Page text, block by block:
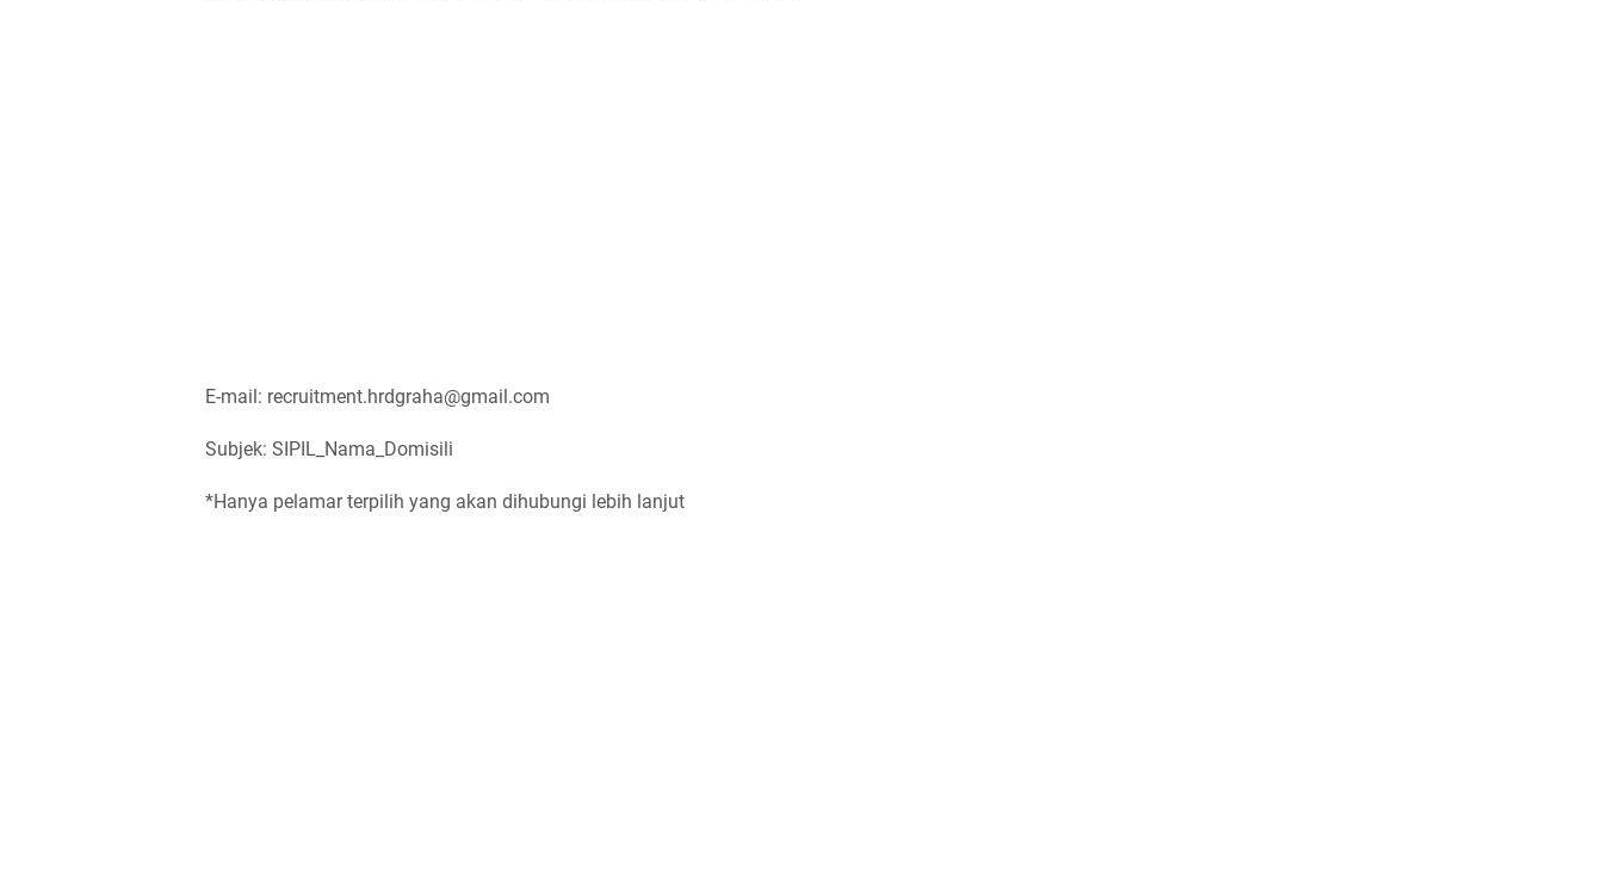
E-mail: recruitment.hrdgraha@gmail.com
Subjek: SIPIL_Nama_Domisili
*Hanya pelamar terpilih yang akan dihubungi lebih lanjut